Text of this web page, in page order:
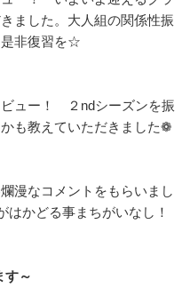
ました。大人組の関係性振
非復習を☆
ュー！ ２ndシーズンを振
も教えていただきました❁
漫なコメントをもらいまし
かどる事まちがいなし！
す～